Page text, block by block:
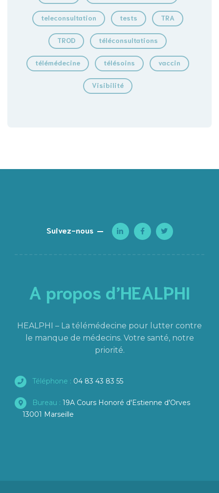
teleconsultation tests TRA
TROD téléconsultations
télémédecine télésoins vaccin
Visibilité
Suivez-nous
A propos d’HEALPHI
HEALPHI – La télémédecine pour lutter contre
le manque de médecins. Votre santé, notre
priorité.
Téléphone : 04 83 43 83 55
Bureau : 19A Cours Honoré d'Estienne d'Orves
13001 Marseille